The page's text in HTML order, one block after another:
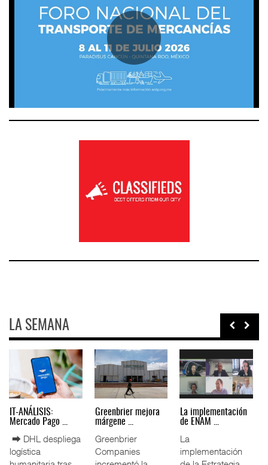
LA SEMANA
IT-ANÁLISIS: Puerto
Lázar ...
⮕ Canal de
Panamá reducirá
La ATTRAPI licita
red de ...
La Agencia de
Trenes y
IT-ANÁLISIS: Volaris
abri ...
⮕ IA y
automatización